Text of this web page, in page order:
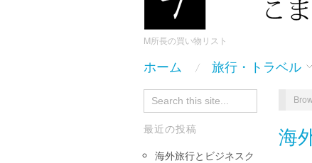
M所長の買い物リスト
ホーム 旅行・トラベル
最近の投稿
海外旅行とビジネスク
海